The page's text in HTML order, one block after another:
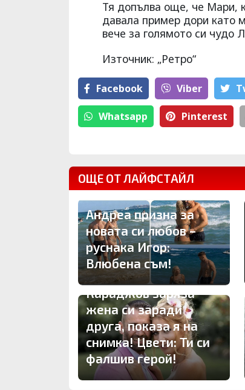
Тя допълва още, че Мари,
давала пример дори като
вече за голямото си чудо
Източник: „Ретро“
Facebook Viber
Whatsapp Pinterest
ОЩЕ ОТ ЛАЙФСТАЙЛ
Андреа призна за
новата си любов –
руснака Игор:
Влюбена съм!
ПЪРВО ТУК: Владо
Караджов заряза
жена си заради
друга, показа я на
снимка! Цвети: Ти си
фалшив герой!